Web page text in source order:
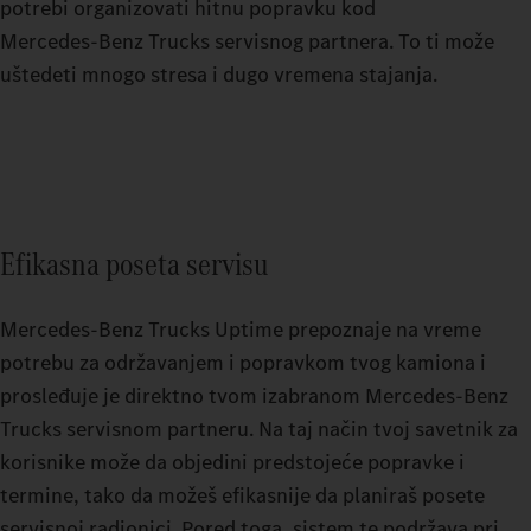
potrebi organizovati hitnu popravku kod
Mercedes‑Benz Trucks servisnog partnera. To ti može
uštedeti mnogo stresa i dugo vremena stajanja.
Efikasna poseta servisu
Mercedes-Benz Trucks Uptime prepoznaje na vreme
potrebu za održavanjem i popravkom tvog kamiona i
prosleđuje je direktno tvom izabranom Mercedes-Benz
Trucks servisnom partneru. Na taj način tvoj savetnik za
korisnike može da objedini predstojeće popravke i
termine, tako da možeš efikasnije da planiraš posete